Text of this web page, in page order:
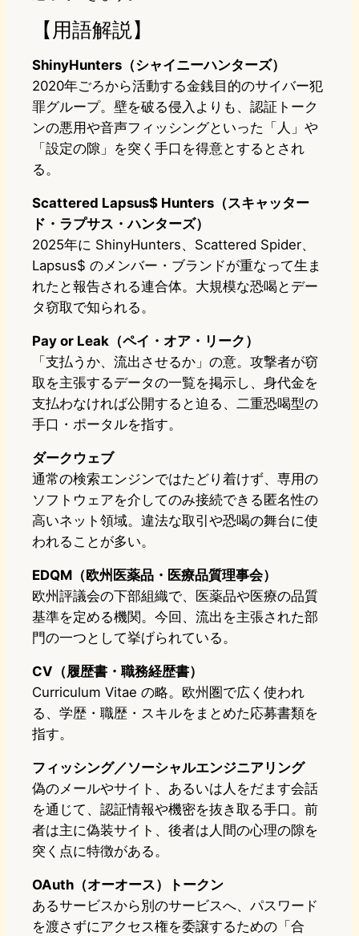
【用語解説】
ShinyHunters（シャイニーハンターズ）
2020年ごろから活動する金銭目的のサイバー犯
罪グループ。壁を破る侵入よりも、認証トーク
ンの悪用や音声フィッシングといった「人」や
「設定の隙」を突く手口を得意とするとされ
る。
Scattered Lapsus$ Hunters（スキャッター
ド・ラプサス・ハンターズ）
2025年に ShinyHunters、Scattered Spider、
Lapsus$ のメンバー・ブランドが重なって生ま
れたと報告される連合体。大規模な恐喝とデー
タ窃取で知られる。
Pay or Leak（ペイ・オア・リーク）
「支払うか、流出させるか」の意。攻撃者が窃
取を主張するデータの一覧を掲示し、身代金を
支払わなければ公開すると迫る、二重恐喝型の
手口・ポータルを指す。
ダークウェブ
通常の検索エンジンではたどり着けず、専用の
ソフトウェアを介してのみ接続できる匿名性の
高いネット領域。違法な取引や恐喝の舞台に使
われることが多い。
EDQM（欧州医薬品・医療品質理事会）
欧州評議会の下部組織で、医薬品や医療の品質
基準を定める機関。今回、流出を主張された部
門の一つとして挙げられている。
CV（履歴書・職務経歴書）
Curriculum Vitae の略。欧州圏で広く使われ
る、学歴・職歴・スキルをまとめた応募書類を
指す。
フィッシング／ソーシャルエンジニアリング
偽のメールやサイト、あるいは人をだます会話
を通じて、認証情報や機密を抜き取る手口。前
者は主に偽装サイト、後者は人間の心理の隙を
突く点に特徴がある。
OAuth（オーオース）トークン
あるサービスから別のサービスへ、パスワード
を渡さずにアクセス権を委譲するための「合